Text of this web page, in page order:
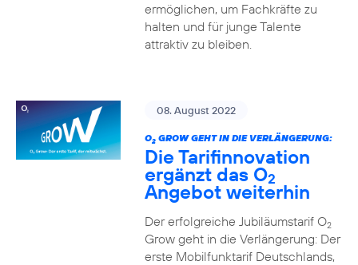
ermöglichen, um Fachkräfte zu
halten und für junge Talente
attraktiv zu bleiben.
08. August 2022
O2GROW GEHT IN DIE VERLÄNGERUNG:
Die Tarifinnovation
ergänzt das O2
Angebot weiterhin
Der erfolgreiche Jubiläumstarif O2
Grow geht in die Verlängerung: Der
erste Mobilfunktarif Deutschlands,